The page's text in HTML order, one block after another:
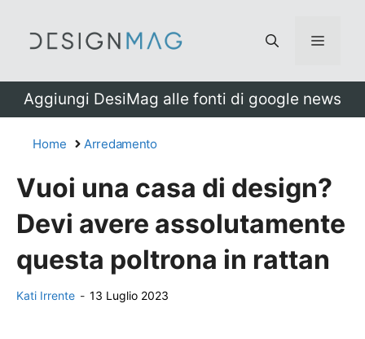
Menu
Aggiungi DesiMag alle fonti di google news
Home Arredamento
Vuoi una casa di design?
Devi avere assolutamente
questa poltrona in rattan
Kati Irrente - 13 Luglio 2023